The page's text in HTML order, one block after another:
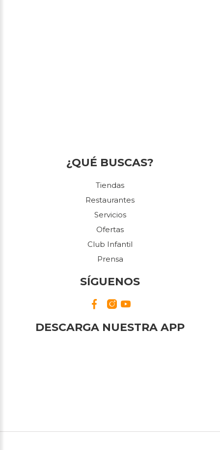
¿QUÉ BUSCAS?
Tiendas
Restaurantes
Servicios
Ofertas
Club Infantil
Prensa
SÍGUENOS
DESCARGA NUESTRA APP